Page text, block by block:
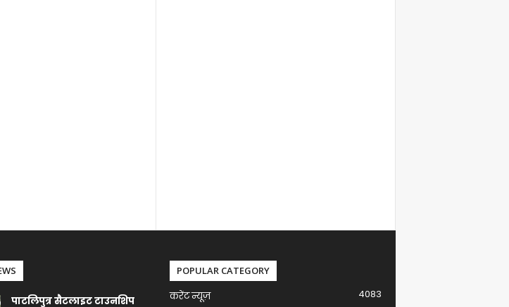
पाटलिपुत्र सैटलाइट टाउनशिप
POPULAR CATEGORY
करेंट न्यूज़ 4083